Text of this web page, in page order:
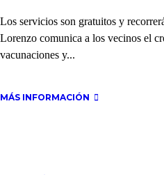
Los servicios son gratuitos y
Lorenzo comunica a los vecinos el
vacunaciones y...
MÁS INFORMACIÓN